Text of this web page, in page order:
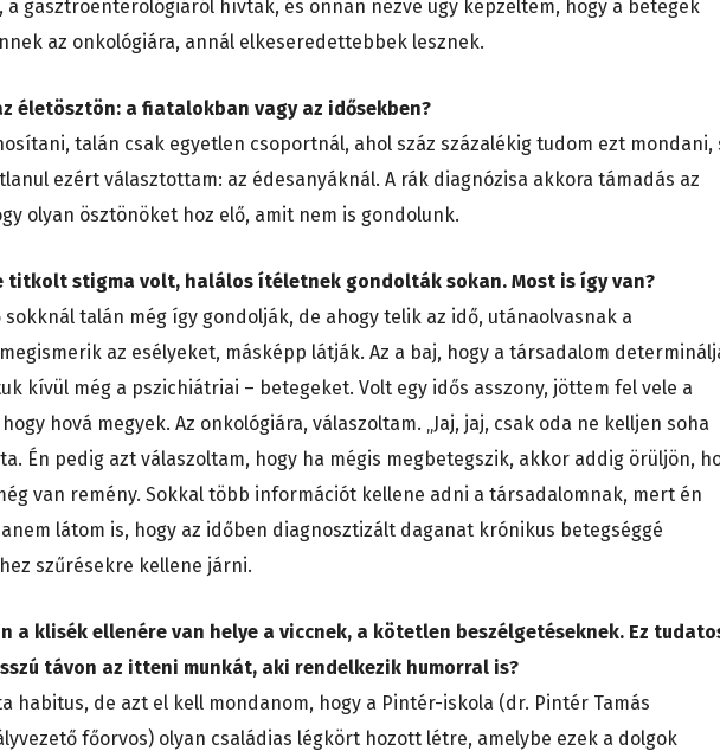
a gasztroenterológiáról hívtak, és onnan nézve úgy képzeltem, hogy a betegek
az onkológiára, annál elkeseredettebbek lesznek.
életösztön: a fiatalokban vagy az idősekben?
talán csak egyetlen csoportnál, ahol száz százalékig tudom ezt mondani,
ezért választottam: az édesanyáknál. A rák diagnózisa akkora támadás az
olyan ösztönöket hoz elő, amit nem is gondolunk.
titkolt stigma volt, halálos ítéletnek gondolták sokan. Most is így van?
sokknál talán még így gondolják, de ahogy telik az idő, utánaolvasnak a
az esélyeket, másképp látják. Az a baj, hogy a társadalom
kívül még a pszichiátriai – betegeket. Volt egy idős asszony, jöttem fel vele a
hová megyek. Az onkológiára, válaszoltam. „Jaj, jaj, csak oda ne kelljen soha
Én pedig azt válaszoltam, hogy ha mégis megbetegszik, akkor addig örüljön,
van remény. Sokkal több információt kellene adni a társadalomnak, mert én
látom is, hogy az időben diagnosztizált daganat krónikus betegséggé
szűrésekre kellene járni.
a klisék ellenére van helye a viccnek, a kötetlen beszélgetéseknek. Ez
távon az itteni munkát, aki rendelkezik humorral is?
habitus, de azt el kell mondanom, hogy a Pintér-iskola (dr. Pintér Tamás
főorvos) olyan családias légkört hozott létre, amelybe ezek a dolgok